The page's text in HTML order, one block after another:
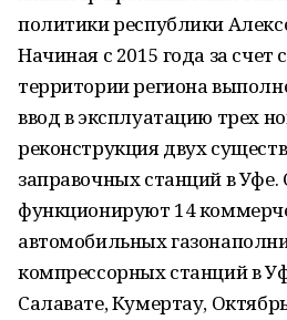
политики республики
Начиная с 2015 года за счет
территории региона
ввод в эксплуатацию трех
реконструкция двух
заправочных станций в Уфе.
функционируют 14
автомобильных
компрессорных станций в
Салавате, Кумертау,